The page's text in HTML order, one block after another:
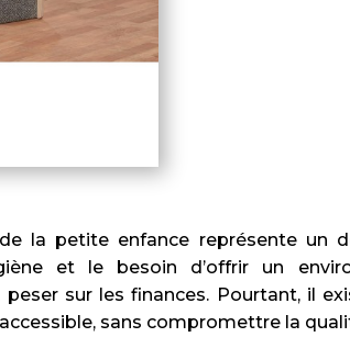
la petite enfance représente un
et le besoin d’offrir un
sur les finances. Pourtant, il
sans compromettre la